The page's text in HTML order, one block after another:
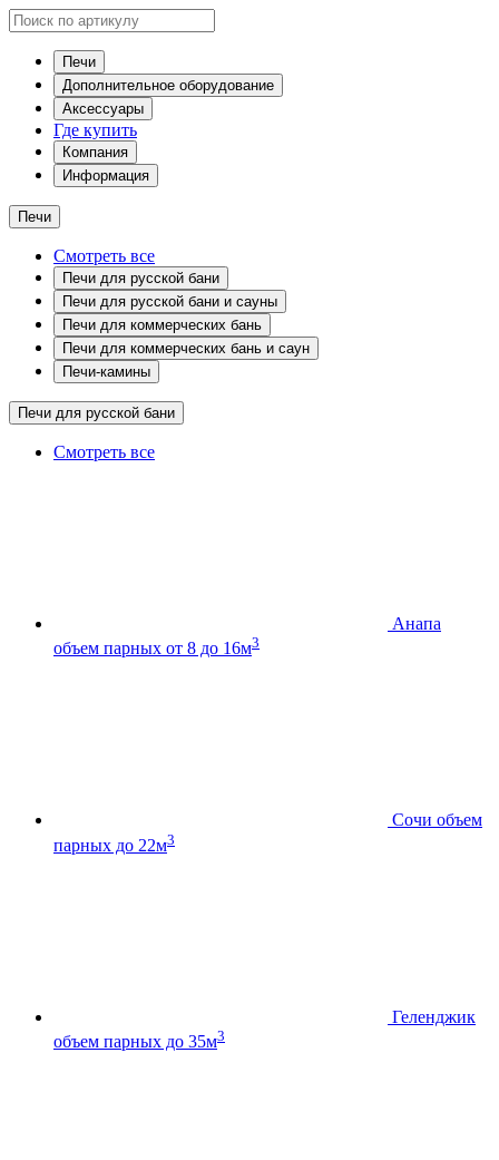
Печи
Дополнительное оборудование
Аксессуары
Где купить
Компания
Информация
Печи
Смотреть все
Печи для русской бани
Печи для русской бани и сауны
Печи для коммерческих бань
Печи для коммерческих бань и саун
Печи-камины
Печи для русской бани
Смотреть все
Анапа
объем парных от 8 до 16м3
Сочи объем
парных до 22м3
Геленджик
объем парных до 35м3